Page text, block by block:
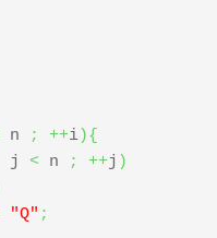
n ; ++i){
j < n ; ++j )
"Q" ;